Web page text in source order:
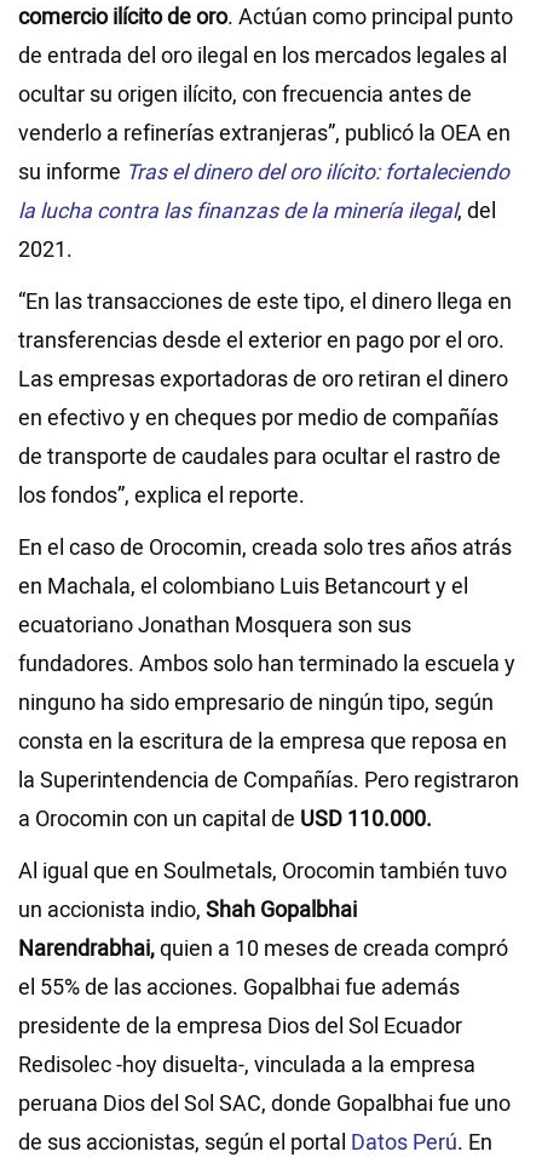
comercio ilícito de oro. Actúan como principal punto
de entrada del oro ilegal en los mercados legales al
ocultar su origen ilícito, con frecuencia antes de
venderlo a refinerías extranjeras”, publicó la OEA en
su informe Tras el dinero del oro ilícito: fortaleciendo
la lucha contra las finanzas de la minería ilegal, del
2021.
“En las transacciones de este tipo, el dinero llega en
transferencias desde el exterior en pago por el oro.
Las empresas exportadoras de oro retiran el dinero
en efectivo y en cheques por medio de compañías
de transporte de caudales para ocultar el rastro de
los fondos”, explica el reporte.
En el caso de Orocomin, creada solo tres años atrás
en Machala, el colombiano Luis Betancourt y el
ecuatoriano Jonathan Mosquera son sus
fundadores. Ambos solo han terminado la escuela y
ninguno ha sido empresario de ningún tipo, según
consta en la escritura de la empresa que reposa en
la Superintendencia de Compañías. Pero registraron
a Orocomin con un capital de USD 110.000.
Al igual que en Soulmetals, Orocomin también tuvo
un accionista indio, Shah Gopalbhai
Narendrabhai,quien a 10 meses de creada compró
el 55% de las acciones. Gopalbhai fue además
presidente de la empresa Dios del Sol Ecuador
Redisolec -hoy disuelta-, vinculada a la empresa
peruana Dios del Sol SAC, donde Gopalbhai fue uno
de sus accionistas, según el portal Datos Perú. En